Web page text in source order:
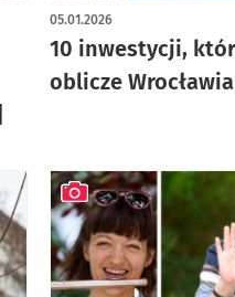
10 inwestycji,
oblicze
05.01.2026
artykuł z galerią zdjęć